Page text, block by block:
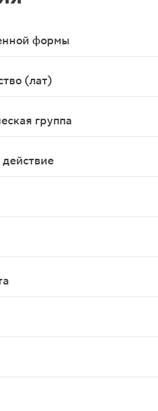
формы
оболочкой
(лат)
группа
оказывают